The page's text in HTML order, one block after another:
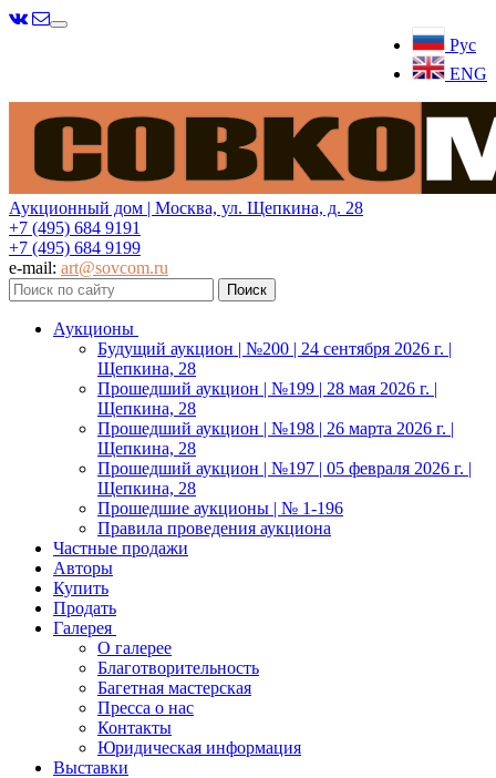
Рус
ENG
Меню
Аукционный дом | Москва, ул. Щепкина, д. 28
+7 (495) 684 9191
+7 (495) 684 9199
e-mail: art@sovcom.ru
Аукционы
Будущий аукцион | №200 | 24 сентября 2026 г. |
Щепкина, 28
Прошедший аукцион | №199 | 28 мая 2026 г. |
Щепкина, 28
Прошедший аукцион | №198 | 26 марта 2026 г. |
Щепкина, 28
Прошедший аукцион | №197 | 05 февраля 2026 г. |
Щепкина, 28
Прошедшие аукционы | № 1-196
Правила проведения аукциона
Частные продажи
Авторы
Купить
Продать
Галерея
О галерее
Благотворительность
Багетная мастерская
Пресса о нас
Контакты
Юридическая информация
Выставки